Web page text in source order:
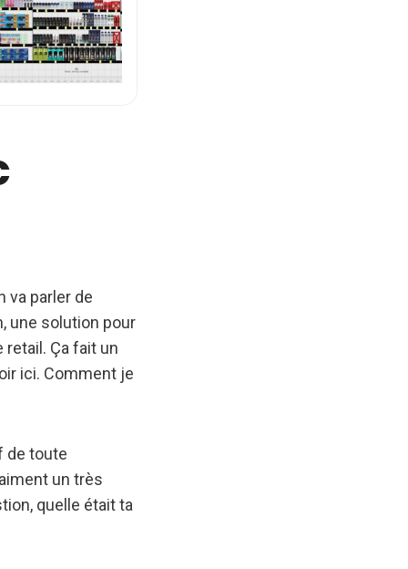
va parler de
une solution pour
Ça fait un
ici. Comment je
de toute
un très
quelle était ta